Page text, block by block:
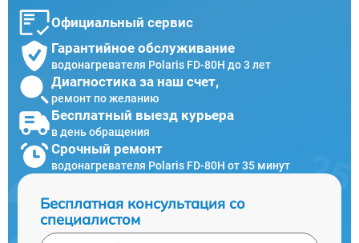
Официальный сервис
Гарантийное обслуживание
водонагревателя Polaris FD-80H до 3 лет
Диагностика за наш счет,
ремонт по желанию
Бесплатный выезд курьера
в день обращения
Срочный ремонт
водонагревателя Polaris FD-80H от 35 минут
Бесплатная консультация со
специалистом